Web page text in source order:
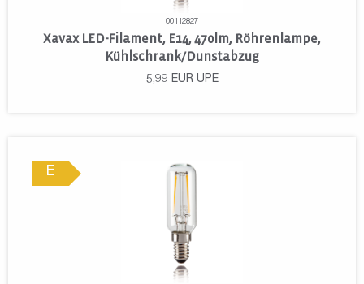
00112827
Xavax LED-Filament, E14, 470lm, Röhrenlampe,
Kühlschrank/Dunstabzug
5,99 EUR UPE
E